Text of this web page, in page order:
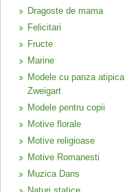
Dragoste de mama
Felicitari
Fructe
Marine
Modele cu panza atipica
Zweigart
Modele pentru copii
Motive florale
Motive religioase
Motive Romanesti
Muzica Dans